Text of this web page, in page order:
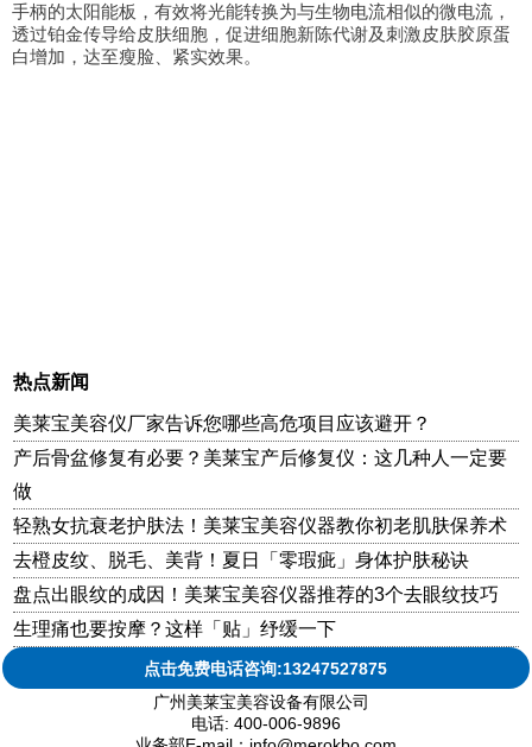
手柄的太阳能板，有效将光能转换为与生物电流相似的微电流，
透过铂金传导给皮肤细胞，促进细胞新陈代谢及刺激皮肤胶原蛋
白增加，达至瘦脸、紧实效果。
热点新闻
美莱宝美容仪厂家告诉您哪些高危项目应该避开？
产后骨盆修复有必要？美莱宝产后修复仪：这几种人一定要
做
轻熟女抗衰老护肤法！美莱宝美容仪器教你初老肌肤保养术
去橙皮纹、脱毛、美背！夏日「零瑕疵」身体护肤秘诀
盘点出眼纹的成因！美莱宝美容仪器推荐的3个去眼纹技巧
生理痛也要按摩？这样「贴」纾缓一下
点击免费电话咨询:13247527875
广州美莱宝美容设备有限公司
电话: 400-006-9896